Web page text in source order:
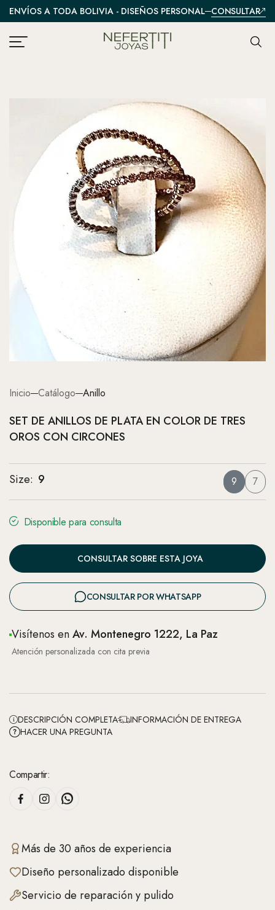
ENVÍOS A TODA BOLIVIA - DISEÑOS PERSONALIZADOS
CONSULTAR
Inicio Catálogo Anillo
SET DE ANILLOS DE PLATA EN COLOR DE TRES
OROS CON CIRCONES
Size: 9 9 7
Disponible para consulta
CONSULTAR SOBRE ESTA JOYA
CONSULTAR POR WHATSAPP
Visítenos enAv. Montenegro 1222, La Paz
Atención personalizada con cita previa
DESCRIPCIÓN COMPLETA
INFORMACIÓN DE ENTREGA
HACER UNA PREGUNTA
Compartir:
Más de 30 años de experiencia
Diseño personalizado disponible
Servicio de reparación y pulido